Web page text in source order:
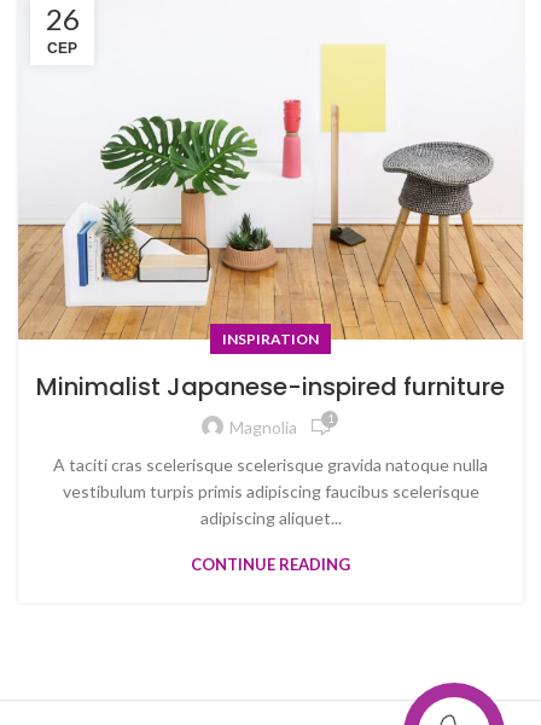
26
СЕР
INSPIRATION
Minimalist Japanese-inspired furniture
Magnolia 1
A taciti cras scelerisque scelerisque gravida natoque nulla
vestibulum turpis primis adipiscing faucibus scelerisque
adipiscing aliquet...
CONTINUE READING